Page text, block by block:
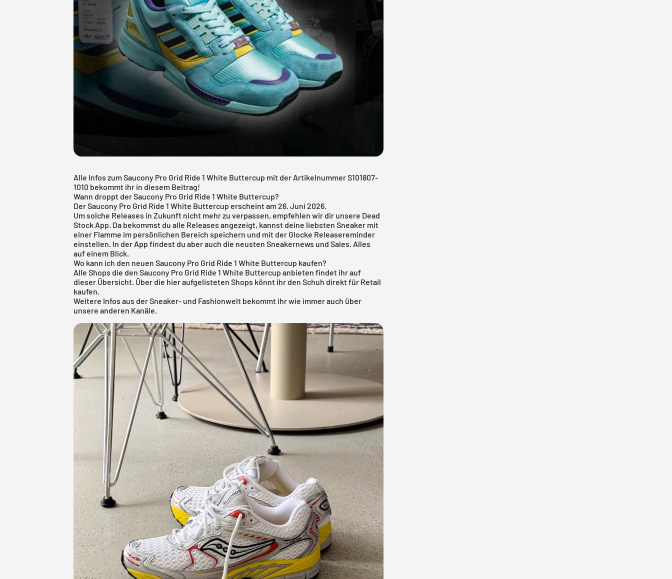
Alle Infos zum Saucony Pro Grid Ride 1 White Buttercup mit der Artikelnummer S101807-
1010 bekommt ihr in diesem Beitrag!
Wann droppt der Saucony Pro Grid Ride 1 White Buttercup?
Der Saucony Pro Grid Ride 1 White Buttercup erscheint am 26. Juni 2026.
Um solche Releases in Zukunft nicht mehr zu verpassen, empfehlen wir dir unsere Dead
Stock App . Da bekommst du alle Releases angezeigt, kannst deine liebsten Sneaker mit
einer Flamme im persönlichen Bereich speichern und mit der Glocke Releasereminder
einstellen. In der App findest du aber auch die neusten Sneakernews und Sales. Alles
auf einem Blick.
Wo kann ich den neuen Saucony Pro Grid Ride 1 White Buttercup kaufen?
Alle Shops die den Saucony Pro Grid Ride 1 White Buttercup anbieten findet ihr auf
dieser Übersicht. Über die hier aufgelisteten Shops könnt ihr den Schuh direkt für Retail
kaufen.
Weitere Infos aus derSneaker- und Fashionwelt bekommt ihr wie immer auch über
unsere anderen Kanäle.